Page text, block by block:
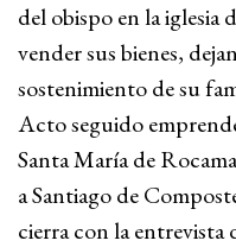
del obispo en la iglesia
vender sus bienes,
sostenimiento de su
Acto seguido
Santa María de
a Santiago de
cierra con la